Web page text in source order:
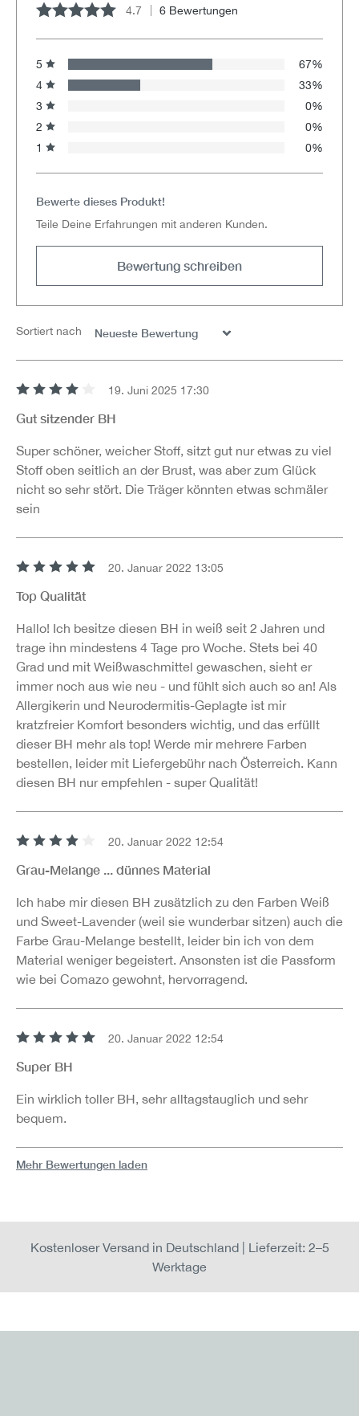
Durchschnittliche Bewertung von 4.6 von 5 Sternen
4.7 6 Bewertungen
Sortiert nach
5
67%
4
33%
3
0%
2
0%
1
0%
Bewerte dieses Produkt!
Teile Deine Erfahrungen mit anderen Kunden.
Bewertung schreiben
19. Juni 2025 17:30
Gut sitzender BH
Super schöner, weicher Stoff, sitzt gut nur etwas zu viel
Stoff oben seitlich an der Brust, was aber zum Glück
nicht so sehr stört. Die Träger könnten etwas schmäler
sein
20. Januar 2022 13:05
Top Qualität
Hallo! Ich besitze diesen BH in weiß seit 2 Jahren und
trage ihn mindestens 4 Tage pro Woche. Stets bei 40
Grad und mit Weißwaschmittel gewaschen, sieht er
immer noch aus wie neu - und fühlt sich auch so an! Als
Allergikerin und Neurodermitis-Geplagte ist mir
kratzfreier Komfort besonders wichtig, und das erfüllt
dieser BH mehr als top! Werde mir mehrere Farben
bestellen, leider mit Liefergebühr nach Österreich. Kann
diesen BH nur empfehlen - super Qualität!
20. Januar 2022 12:54
Grau-Melange ... dünnes Material
Ich habe mir diesen BH zusätzlich zu den Farben Weiß
und Sweet-Lavender (weil sie wunderbar sitzen) auch die
Farbe Grau-Melange bestellt, leider bin ich von dem
Material weniger begeistert. Ansonsten ist die Passform
wie bei Comazo gewohnt, hervorragend.
20. Januar 2022 12:54
Super BH
Ein wirklich toller BH, sehr alltagstauglich und sehr
bequem.
Mehr Bewertungen laden
Kostenloser Versand in Deutschland | Lieferzeit: 2–5
Werktage